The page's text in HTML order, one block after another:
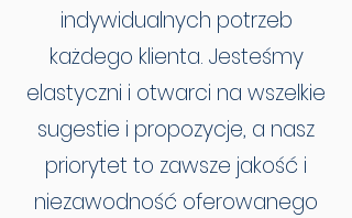
indywidualnych potrzeb
każdego klienta. Jesteśmy
elastyczni i otwarci na wszelkie
sugestie i propozycje, a nasz
priorytet to zawsze jakość i
niezawodność oferowanego